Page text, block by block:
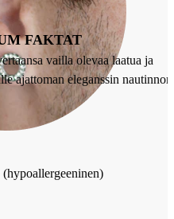
FAKTAT
vailla olevaa laatua ja
ajattoman eleganssin